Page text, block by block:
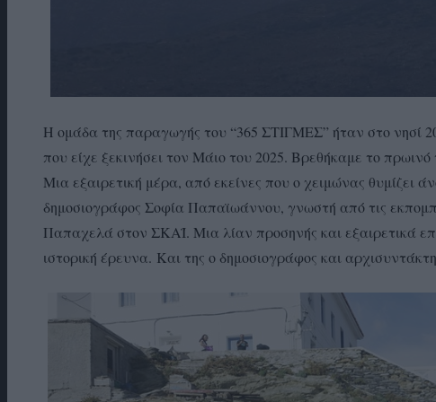
Η ομάδα της παραγωγής του “365 ΣΤΙΓΜΕΣ” ήταν στο νησί
που είχε ξεκινήσει τον Μάιο του 2025. Βρεθήκαμε το
Μια εξαιρετική μέρα, από εκείνες που ο χειμώνας θυμίζει
δημοσιογράφος Σοφία Παπαϊωάννου, γνωστή από τις
Παπαχελά στον ΣΚΑΪ. Μια λίαν προσηνής και εξαιρετικά
ιστορική έρευνα. Και της ο δημοσιογράφος και